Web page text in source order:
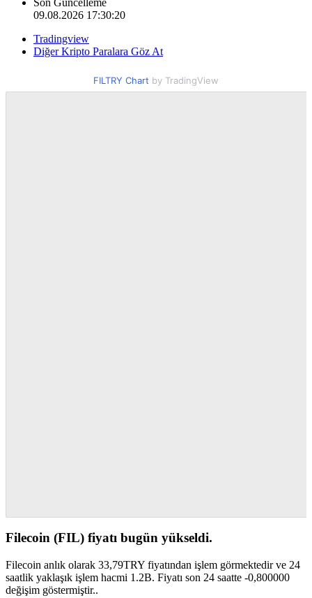
09.08.2026 17:30:20
Tradingview
Diğer Kripto Paralara Göz At
FILTRY Chart by TradingView
Filecoin (FIL) fiyatı bugün yükseldi.
Filecoin anlık olarak 33,79TRY fiyatından işlem görmektedir ve 24
saatlik yaklaşık işlem hacmi 1.2B. Fiyatı son 24 saatte -0,800000
değişim göstermiştir..